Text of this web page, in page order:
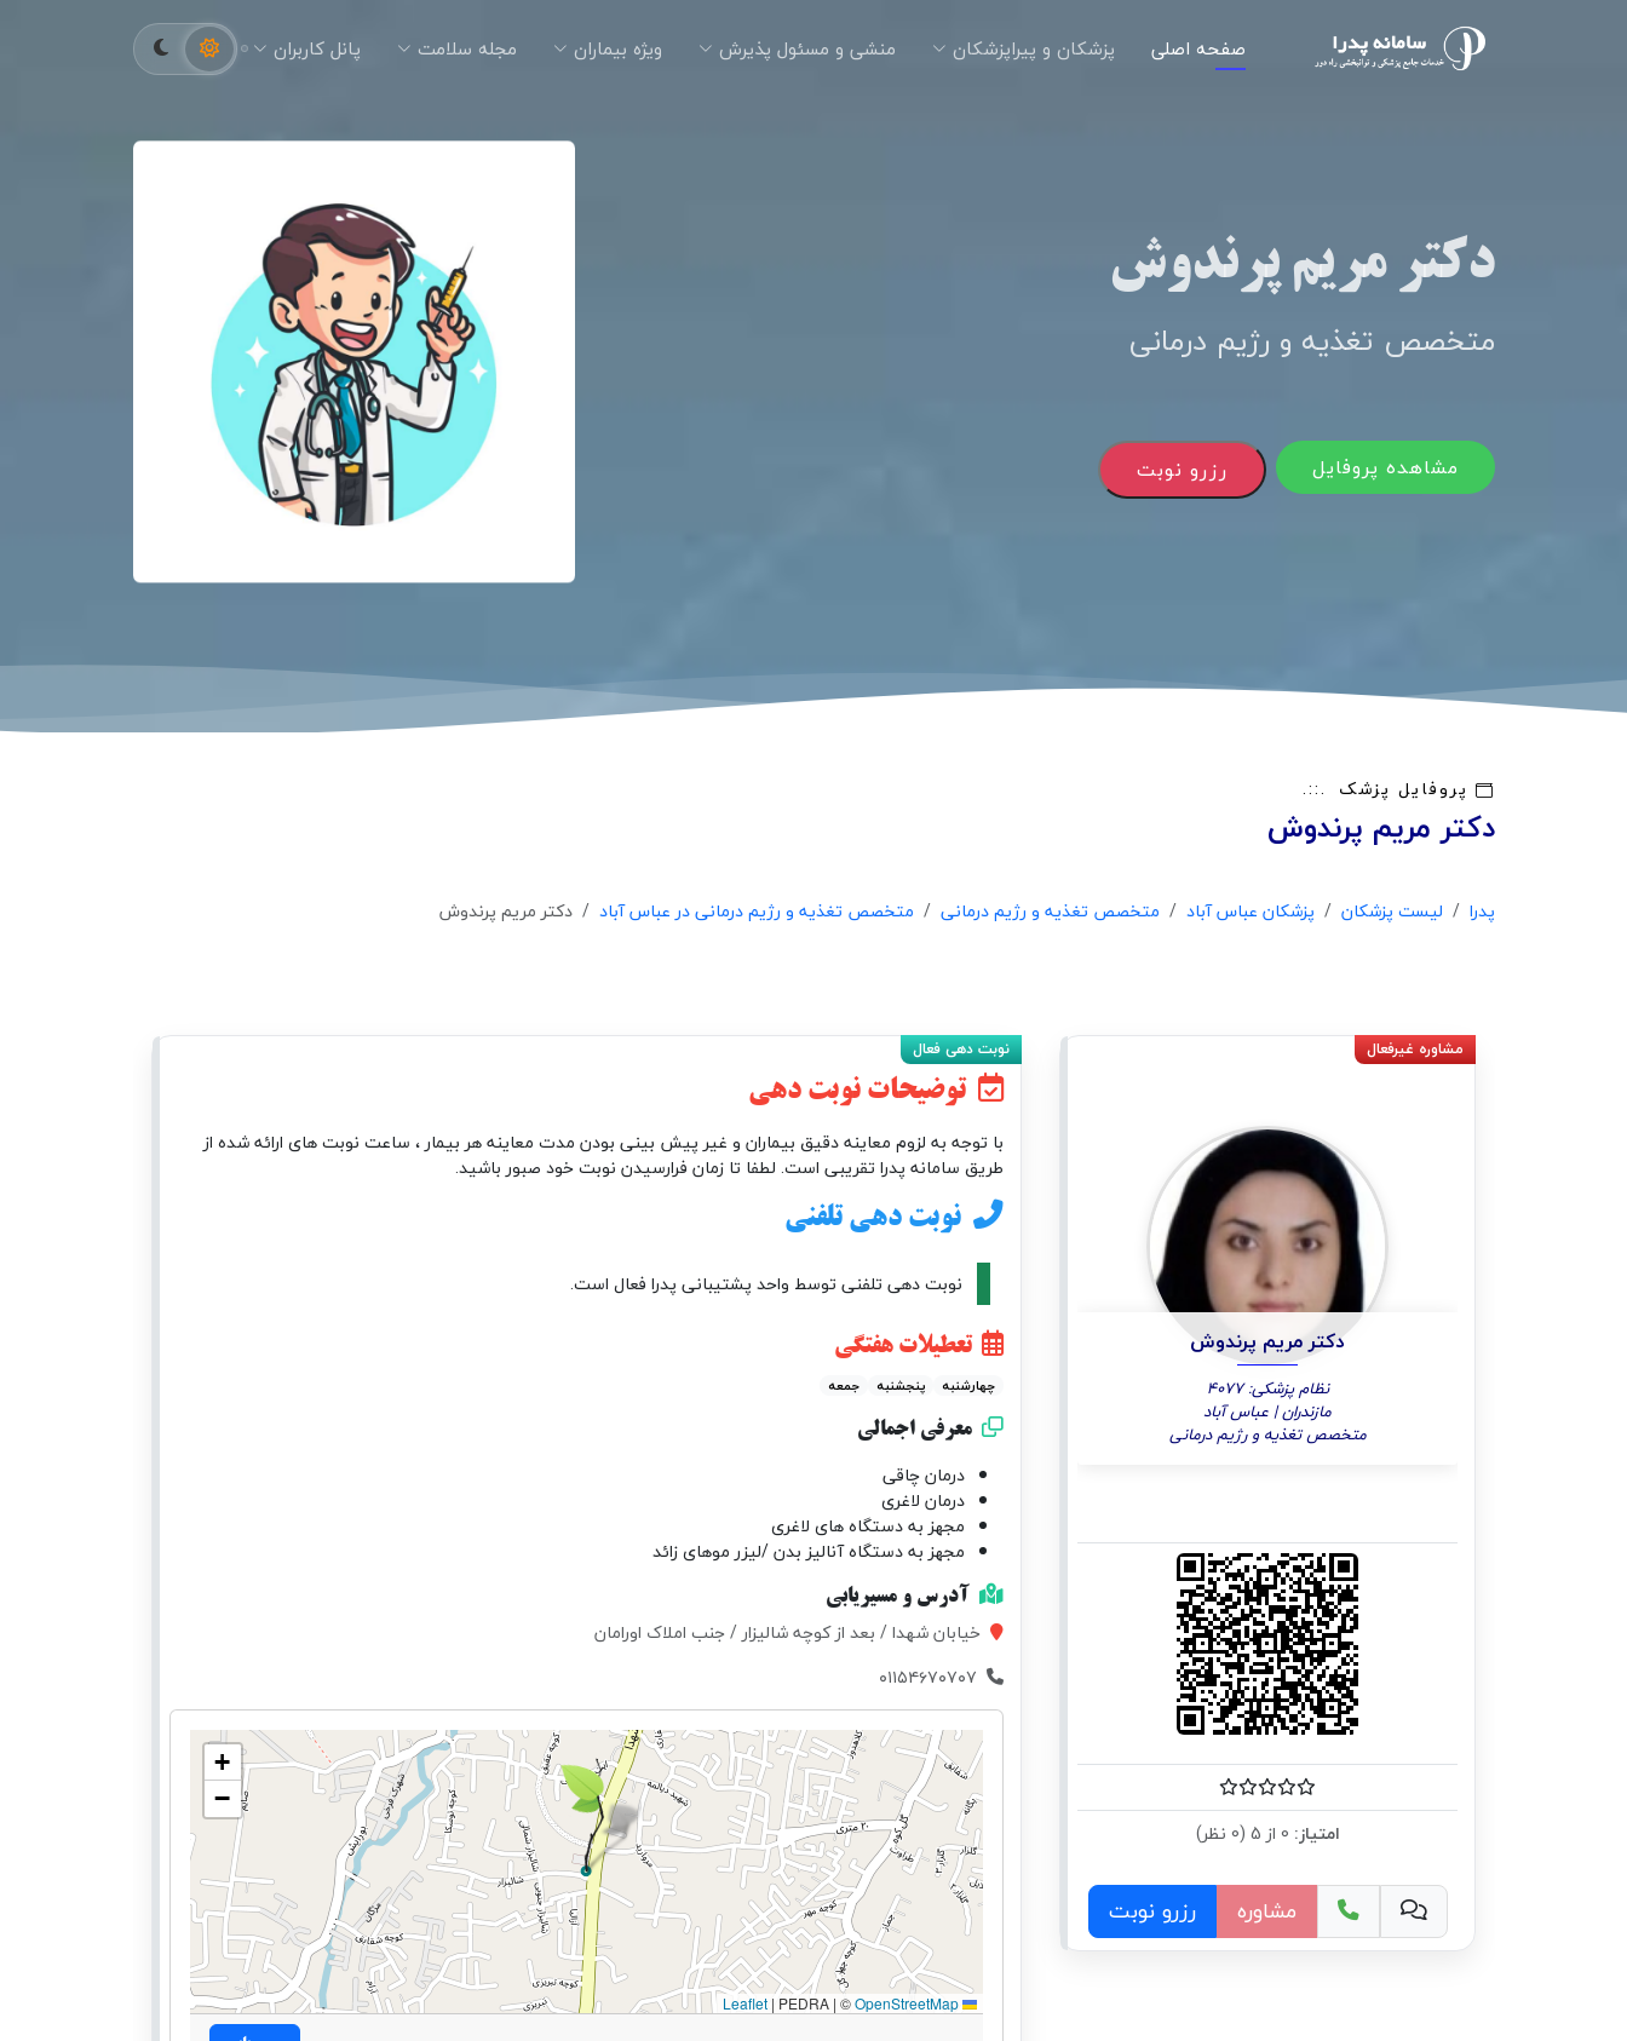
صفحه اصلی پزشکان و پیراپزشکان منشی و مسئول پذیرش ویژه بیماران مجله سلامت پانل کاربران
دکتر مریم پرندوش
متخصص تغذیه و رژیم درمانی
رزرو نوبت مشاهده پروفایل
پروفایل پزشک
دکتر مریم پرندوش
پدرا لیست پزشکان پزشکان عباس آباد متخصص تغذیه و رژیم درمانی متخصص تغذیه و رژیم درمانی در عباس آباد دکتر مریم پرندوش
دکتر مریم پرندوش
نظام پزشکی: 4077
مازندران | عباس آباد
متخصص تغذیه و رژیم درمانی
امتیاز:
مشاوره رزرو نوبت
توضیحات نوبت دهی
با توجه به لزوم معاینه دقیق بیماران و غیر پیش بینی بودن مدت معاینه هر بیمار ، ساعت نوبت های ارائه شده از
طریق سامانه پدرا تقریبی است. لطفا تا زمان فرارسیدن نوبت خود صبور باشید.
نوبت دهی تلفنی
نوبت دهی تلفنی توسط واحد پشتیبانی پدرا فعال است.
تعطیلات هفتگی
چهارشنبه پنجشنبه جمعه
معرفی اجمالی
درمان چاقی
درمان لاغری
مجهز به دستگاه های لاغری
مجهز به دستگاه آنالیز بدن /لیزر موهای زائد
آدرس و مسیریابی
خیابان شهدا / بعد از کوچه شالیزار / جنب املاک اورامان
+
−
| PEDRA | ©OpenStreetMap